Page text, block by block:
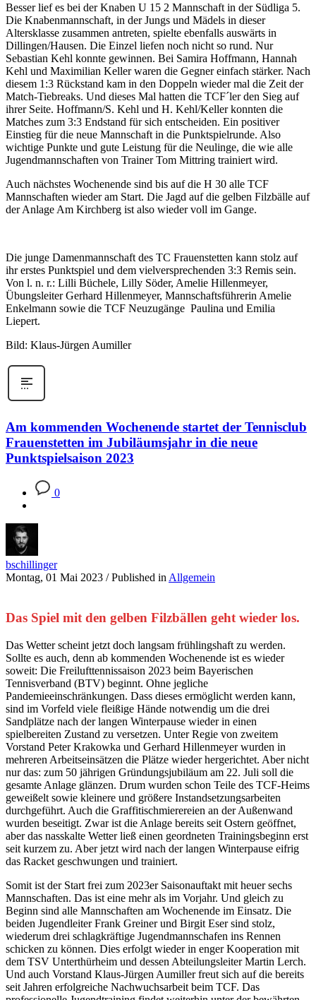
Besser lief es bei der Knaben U 15 2 Mannschaft in der Südliga 5.
Die Knabenmannschaft, in der Jungs und Mädels in dieser
Altersklasse zusammen antreten, spielte ebenfalls auswärts in
Dillingen/Hausen. Die Einzel liefen noch nicht so rund. Nur
Sebastian Kehl konnte gewinnen. Bei Samira Hoffmann, Hannah
Kehl und Maximilian Keller waren die Gegner einfach stärker. Nach
diesem 1:3 Rückstand kam in den Doppeln wieder mal die Zeit der
Match-Tiebreaks. Und dieses Mal hatten die TCF´ler den Sieg auf
ihrer Seite. Hoffmann/S. Kehl und H. Kehl/Keller konnten die
Matches zum 3:3 Endstand für sich entscheiden. Ein positiver
Einstieg für die neue Mannschaft in die Punktspielrunde. Also
wichtige Punkte und gute Leistung für die Neulinge, die wie alle
Jugendmannschaften von Trainer Tom Mittring trainiert wird.
Auch nächstes Wochenende sind bis auf die H 30 alle TCF
Mannschaften wieder am Start. Die Jagd auf die gelben Filzbälle auf
der Anlage Am Kirchberg ist also wieder voll im Gange.
Die junge Damenmannschaft des TC Frauenstetten kann stolz auf
ihr erstes Punktspiel und dem vielversprechenden 3:3 Remis sein.
Von l. n. r.: Lilli Büchele, Lilly Söder, Amelie Hillenmeyer,
Übungsleiter Gerhard Hillenmeyer, Mannschaftsführerin Amelie
Enkelmann sowie die TCF Neuzugänge Paulina und Emilia
Liepert.
Bild: Klaus-Jürgen Aumiller
Am kommenden Wochenende startet der Tennisclub
Frauenstetten im Jubiläumsjahr in die neue
Punktspielsaison 2023
0
bschillinger
Montag, 01 Mai 2023 / Published in Allgemein
Das Spiel mit den gelben Filzbällen geht wieder los.
Das Wetter scheint jetzt doch langsam frühlingshaft zu werden.
Sollte es auch, denn ab kommenden Wochenende ist es wieder
soweit: Die Freilufttennissaison 2023 beim Bayerischen
Tennisverband (BTV) beginnt. Ohne jegliche
Pandemieeinschränkungen. Dass dieses ermöglicht werden kann,
sind im Vorfeld viele fleißige Hände notwendig um die drei
Sandplätze nach der langen Winterpause wieder in einen
spielbereiten Zustand zu versetzen. Unter Regie von zweitem
Vorstand Peter Krakowka und Gerhard Hillenmeyer wurden in
mehreren Arbeitseinsätzen die Plätze wieder hergerichtet. Aber nicht
nur das: zum 50 jährigen Gründungsjubiläum am 22. Juli soll die
gesamte Anlage glänzen. Drum wurden schon Teile des TCF-Heims
geweißelt sowie kleinere und größere Instandsetzungsarbeiten
durchgeführt. Auch die Graffitischmierereien an der Außenwand
wurden beseitigt. Zwar ist die Anlage bereits seit Ostern geöffnet,
aber das nasskalte Wetter ließ einen geordneten Trainingsbeginn erst
seit kurzem zu. Aber jetzt wird nach der langen Winterpause eifrig
das Racket geschwungen und trainiert.
Somit ist der Start frei zum 2023er Saisonauftakt mit heuer sechs
Mannschaften. Das ist eine mehr als im Vorjahr. Und gleich zu
Beginn sind alle Mannschaften am Wochenende im Einsatz. Die
beiden Jugendleiter Frank Greiner und Birgit Eser sind stolz,
wiederum drei schlagkräftige Jugendmannschafen ins Rennen
schicken zu können. Dies erfolgt wieder in enger Kooperation mit
dem TSV Unterthürheim und dessen Abteilungsleiter Martin Lerch.
Und auch Vorstand Klaus-Jürgen Aumiller freut sich auf die bereits
seit Jahren erfolgreiche Nachwuchsarbeit beim TCF. Das